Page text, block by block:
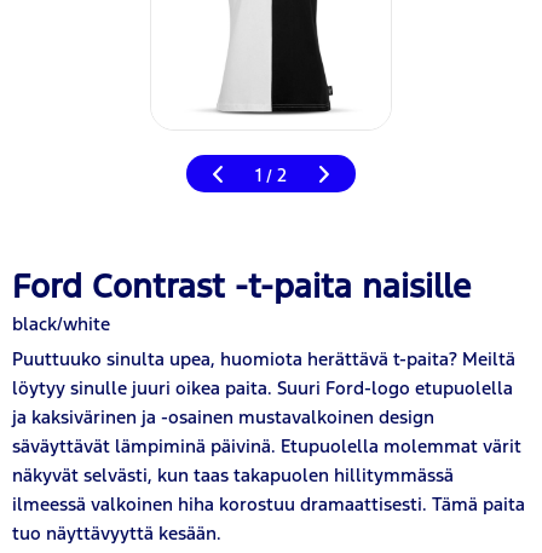
1 / 2
Ford Contrast -t-paita naisille
black/white
Puuttuuko sinulta upea, huomiota herättävä t-paita? Meiltä
löytyy sinulle juuri oikea paita. Suuri Ford-logo etupuolella
ja kaksivärinen ja -osainen mustavalkoinen design
säväyttävät lämpiminä päivinä. Etupuolella molemmat värit
näkyvät selvästi, kun taas takapuolen hillitymmässä
ilmeessä valkoinen hiha korostuu dramaattisesti. Tämä paita
tuo näyttävyyttä kesään.